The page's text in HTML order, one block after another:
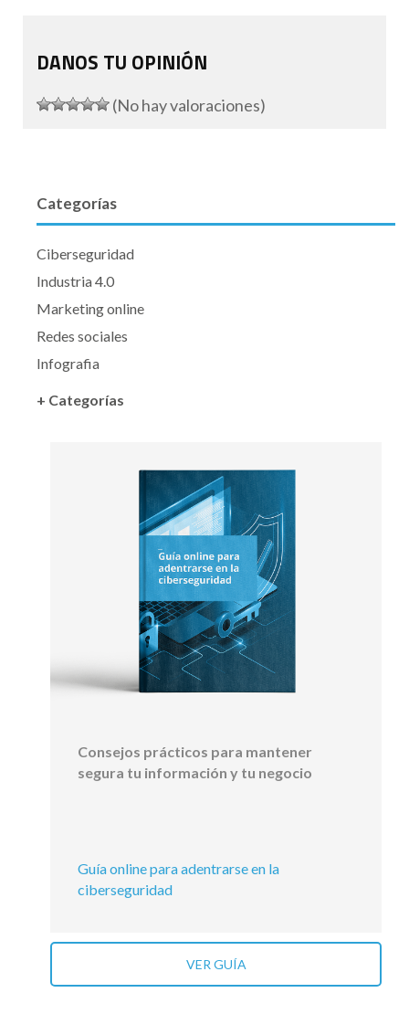
DANOS TU OPINIÓN
(No hay valoraciones)
Categorías
Ciberseguridad
Industria 4.0
Marketing online
Redes sociales
Infografia
+ Categorías
Consejos prácticos para mantener
segura tu información y tu negocio
Guía online para adentrarse en la
ciberseguridad
VER GUÍA